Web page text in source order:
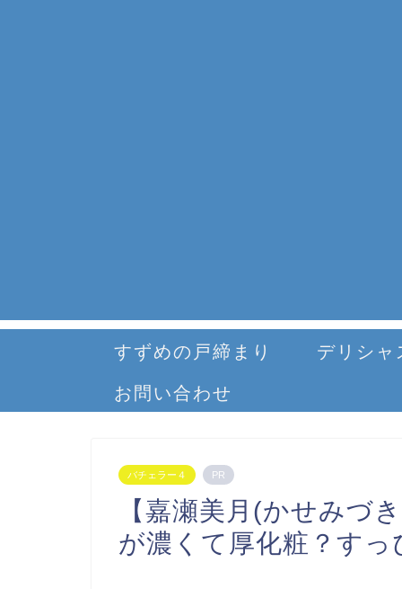
すずめの戸締まり
デリシャ
お問い合わせ
バチェラー４ PR
【嘉瀬美月(かせみづ
が濃くて厚化粧？す